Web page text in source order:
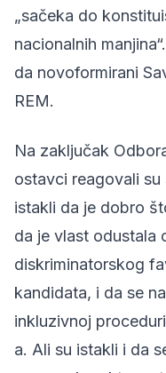
„sačeka do
nacionalnih
da novoformirani
REM.
Na zaključak
ostavci reagovali su
istakli da je dobro
da je vlast odustala
diskriminatorskog
kandidata, i da se
inkluzivnoj
a. Ali su istakli i da